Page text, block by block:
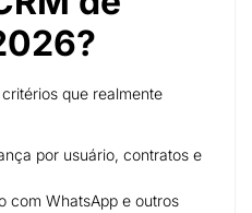
que realmente
por usuário, contratos e
com WhatsApp e outros